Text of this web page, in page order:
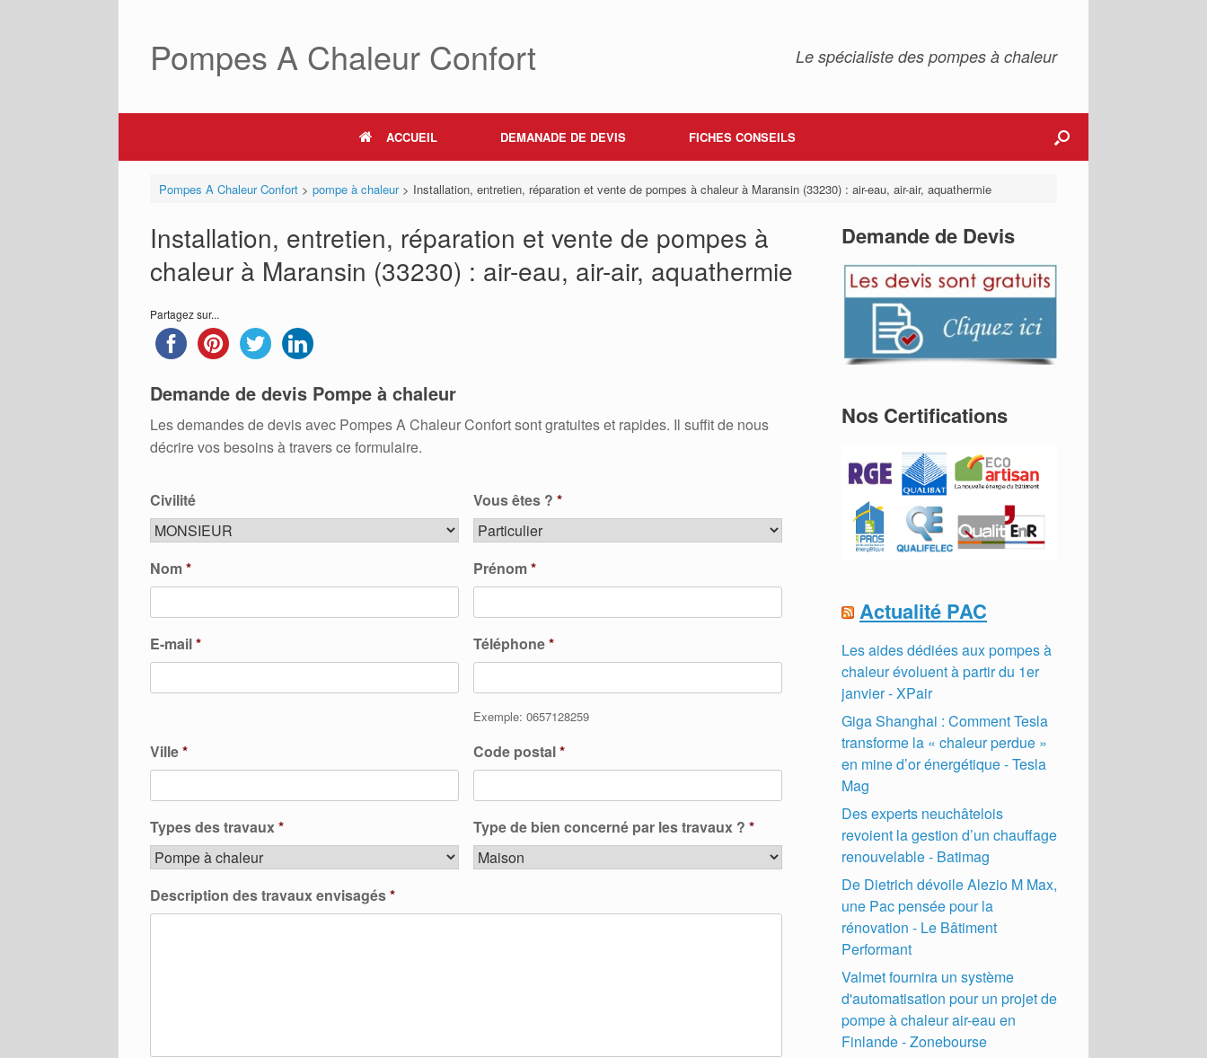
contentPompes A Chaleur Confort Le spécialiste des pompes à chaleur
ACCUEIL DEMANADE DE DEVIS FICHES CONSEILS
Pompes A Chaleur Confort> pompe à chaleur> Installation, entretien, réparation et vente de pompes à chaleur à Maransin (33230) : air-eau, air-air, aquathermie
Installation, entretien, réparation et vente de pompes à
chaleur à Maransin (33230) : air-eau, air-air, aquathermie
Partagez sur...
Demande de devis Pompe à chaleur
Les demandes de devis avec Pompes A Chaleur Confort sont gratuites et rapides. Il suffit de nous
décrire vos besoins à travers ce formulaire.
Civilité Vous êtes ? *
Nom* Prénom*
E-mail* Téléphone*
Exemple: 0657128259
Ville* Code postal*
Types des travaux* Type de bien concerné par les travaux ? *
Description des travaux envisagés*
Demande de Devis
Nos Certifications
Actualité PAC
Les aides dédiées aux pompes à
chaleur évoluent à partir du 1er
janvier - XPair
Giga Shanghai : Comment Tesla
transforme la « chaleur perdue »
en mine d’or énergétique - Tesla
Mag
Des experts neuchâtelois
revoient la gestion d’un chauffage
renouvelable - Batimag
De Dietrich dévoile Alezio M Max,
une Pac pensée pour la
rénovation - Le Bâtiment
Performant
Valmet fournira un système
d'automatisation pour un projet de
pompe à chaleur air-eau en
Finlande - Zonebourse